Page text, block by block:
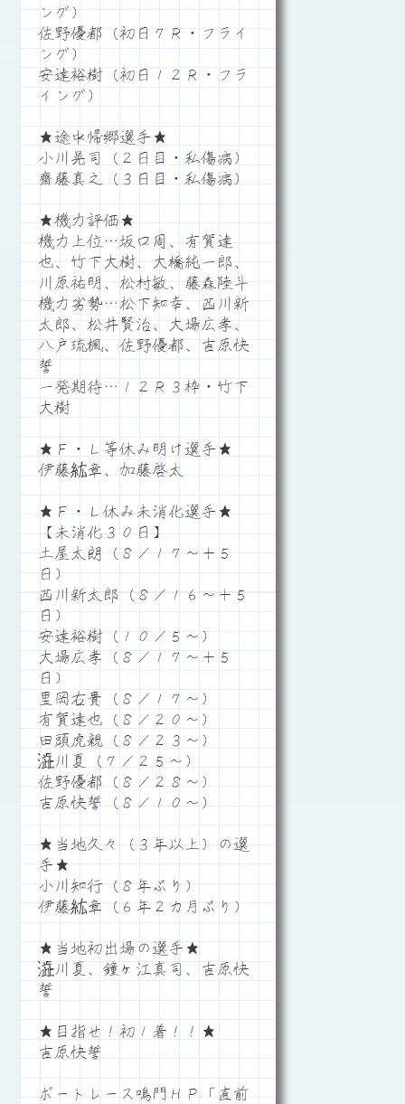
ング）
佐野優都（初日７Ｒ・フライ
ング）
安達裕樹（初日１２Ｒ・フラ
イング）
★途中帰郷選手★
小川晃司（２日目・私傷病）
齋藤真之（３日目・私傷病）
★機力評価★
機力上位…坂口周、有賀達
也、竹下大樹、大橋純一郎、
川原祐明、松村敏、藤森陸斗
機力劣勢…松下知幸、西川新
太郎、松井賢治、大場広孝、
八戸琉楓、佐野優都、吉原快
誓
一発期待…１２Ｒ３枠・竹下
大樹
★Ｆ・Ｌ等休み明け選手★
伊藤紘章、加藤啓太
★Ｆ・Ｌ休み未消化選手★
【未消化３０日】
土屋太朗（８／１７～＋５
日）
西川新太郎（８／１６～＋５
日）
安達裕樹（１０／５～）
大場広孝（８／１７～＋５
日）
里岡右貴（８／１７～）
有賀達也（８／２０～）
田頭虎親（８／２３～）
澁川夏（７／２５～）
佐野優都（８／２８～）
吉原快誓（８／１０～）
★当地久々（３年以上）の選
手★
小川知行（８年ぶり）
伊藤紘章（６年２カ月ぶり）
★当地初出場の選手★
澁川夏、鐘ヶ江真司、吉原快
誓
★目指せ！初１着！！★
吉原快誓
ボートレース鳴門ＨＰ「直前